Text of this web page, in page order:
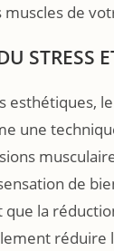
de
STRESS
esthétiques,
une
de
la
réduire